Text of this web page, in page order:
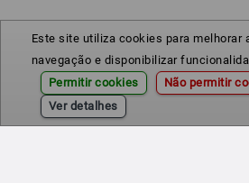
Este site utiliza cookies para melhorar
navegação e disponibilizar
Permitir cookies
Não permitir
Ver detalhes